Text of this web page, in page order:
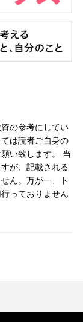
の参考にしてい
は読者ご自身の
い致します。 当
が、記載される
ん。万が一、ト
っておりません